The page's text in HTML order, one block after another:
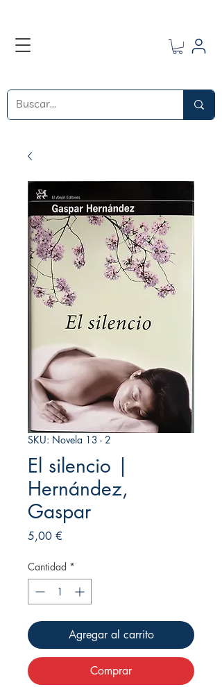
SKU: Novela 13 - 2
El silencio |
Hernández,
Gaspar
5,00 €
Cantidad *
Agregar al carrito
Comprar